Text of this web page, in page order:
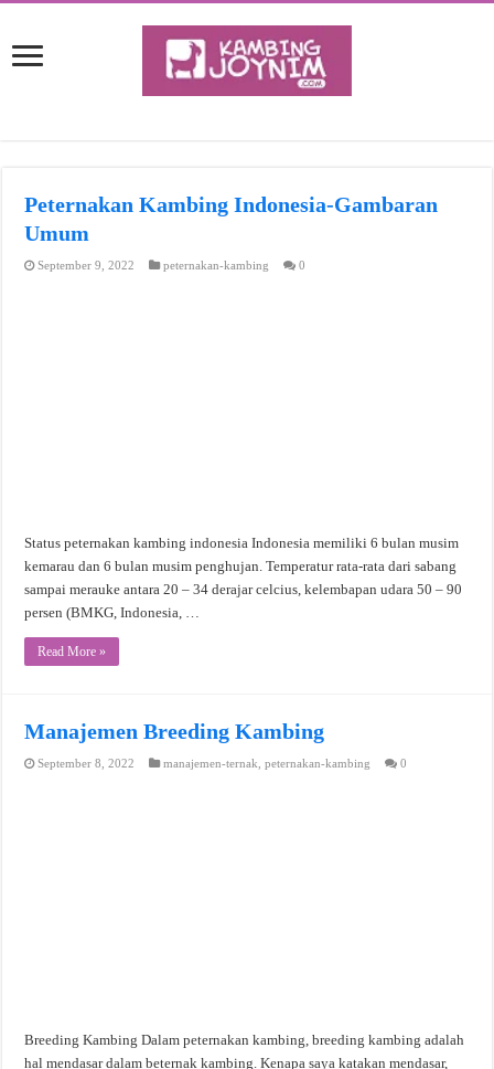
Peternakan Kambing Indonesia-Gambaran
Umum
September 9, 2022 peternakan-kambing 0
Status peternakan kambing indonesia Indonesia memiliki 6 bulan musim
kemarau dan 6 bulan musim penghujan. Temperatur rata-rata dari sabang
sampai merauke antara 20 – 34 derajar celcius, kelembapan udara 50 – 90
persen (BMKG, Indonesia, …
Read More »
Manajemen Breeding Kambing
September 8, 2022 manajemen-ternak ,peternakan-kambing 0
Breeding Kambing Dalam peternakan kambing, breeding kambing adalah
hal mendasar dalam beternak kambing. Kenapa saya katakan mendasar,